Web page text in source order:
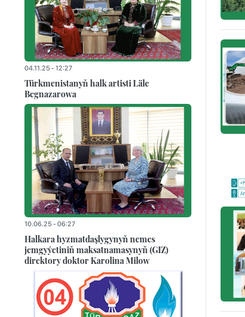
04.11.25 - 12:27
Türkmenistanyň halk artisti Läle
Begnazarowa
10.06.25 - 06:27
Halkara hyzmatdaşlygynyň nemes
jemgyýetiniň maksatnamasynyň (GIZ)
direktory doktor Karolina Milow